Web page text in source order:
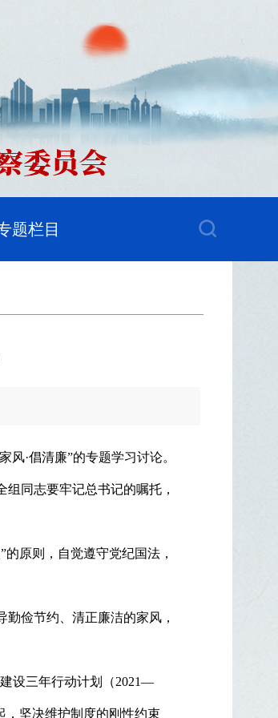
题栏目
·倡清廉”的专题学习讨论。
同志要牢记总书记的嘱托，
原则，自觉遵守党纪国法，
俭节约、清正廉洁的家风，
设三年行动计划（2021—
，坚决维护制度的刚性约束